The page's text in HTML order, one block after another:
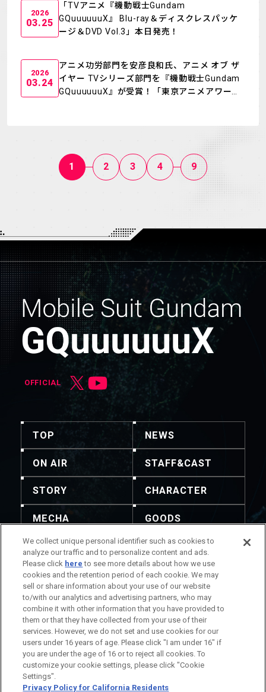
2026
03.25
「TVアニメ『機動戦士Gundam
GQuuuuuuX』 Blu-ray＆ディスクレスパッケ
ージ＆DVD Vol.3」本日発売！
2026
03.24
アニメ功労部門を安彦良和氏、アニメ オブ ザ
イヤー TVシリーズ部門を『機動戦士Gundam
GQuuuuuuX』が受賞！「東京アニメアワード
1 2 3 4 9
OFFICIAL
TOP NEWS
ON AIR STAFF&CAST
STORY CHARACTER
MECHA GOODS
GALLERY MUSIC
Blu-ray & DVD &
DLP
THEATER
注意：内容および画像の転載はお断りいたします。
お問い合せ先は次をご覧ください
作品情報について
会社情報について
We collect unique personal identifier such as cookies to
analyze our traffic and to personalize content and ads.
Please click here to see more details about how we use
cookies and the retention period of each cookie. We may
sell or share information about your use of our website
to/with our analytics and advertising partners, who may
combine it with other information that you have provided to
them or that they have collected from your use of their
services. However, we do not set and use cookies for our
users under 16 years of age. Please click "I am under 16" if
you are under the age of 16 or to reject all cookies. To
customize your cookie settings, please click "Cookie
Settings".
Privacy Policy for California Residents